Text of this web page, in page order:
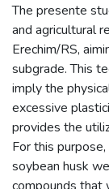
The presente
and agricultural
Erechim/RS,
subgrade. This
imply the
excessive
provides the
For this
soybean husk